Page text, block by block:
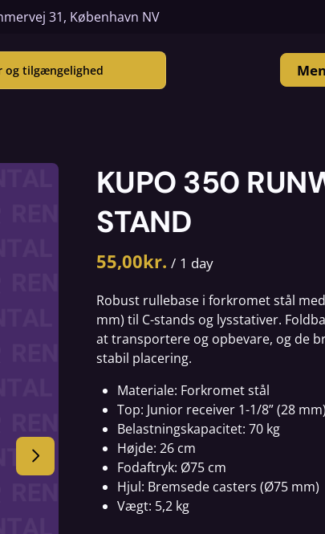
31, København NV
KUPO 350
STAND
/
Robust rullebase i forkromet stål
mm) til C-stands og lysstativer.
at transportere og opbevare, og de
stabil placering.
Materiale: Forkromet stål
Top: Junior receiver 1-1/8” (28 mm)
Belastningskapacitet: 70 kg
Højde: 26 cm
Fodaftryk: Ø75 cm
Hjul: Bremsede casters (Ø75 mm)
Vægt: 5,2 kg